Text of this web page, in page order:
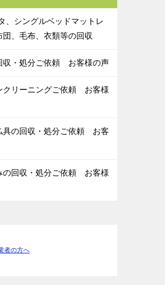
、シングルベッドマットレ
団、毛布、衣類等の回収
収・処分ご依頼 お客様の声
クリーニングご依頼 お客様
具の回収・処分ご依頼 お客
の回収・処分ご依頼 お客様
者の方へ